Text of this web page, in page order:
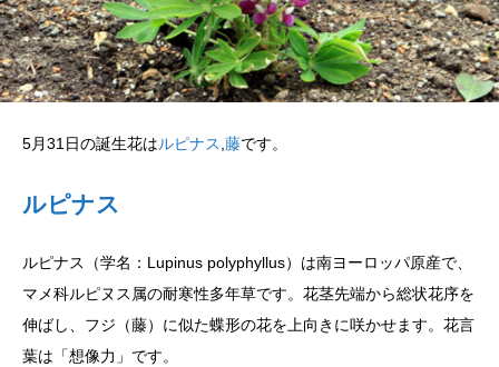
5月31日の誕生花はルピナス 藤です。
ルピナス
ルピナス（学名：Lupinus polyphyllus）は南ヨーロッパ原産で、
マメ科ルピヌス属の耐寒性多年草です。花茎先端から総状花序を
伸ばし、フジ（藤）に似た蝶形の花を上向きに咲かせます。花言
葉は「想像力」です。